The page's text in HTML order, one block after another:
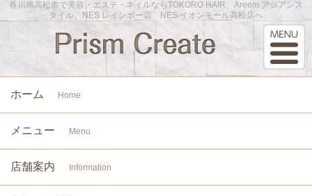
香川県高松市で美容・エステ・ネイルならTOKORO HAIR、Areem アジアンス
タイル、NES レインボー店、NES イオンモール高松店へ
ホーム Home
メニュー Menu
店舗案内 Information